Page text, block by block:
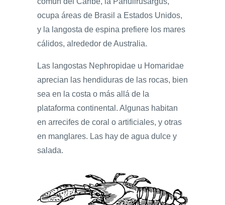
ocupa áreas de Brasil a Estados Unidos,
y la langosta de espina prefiere los mares
cálidos, alrededor de Australia.
Las langostas Nephropidae u Homaridae
aprecian las hendiduras de las rocas, bien
sea en la costa o más allá de la
plataforma continental. Algunas habitan
en arrecifes de coral o artificiales, y otras
en manglares. Las hay de agua dulce y
salada.